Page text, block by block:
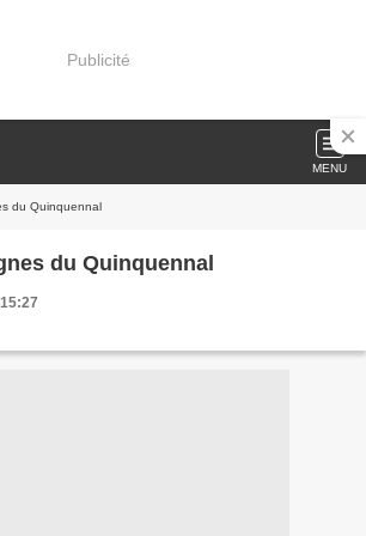
Publicité
MENU
du Quinquennal
du Quinquennal